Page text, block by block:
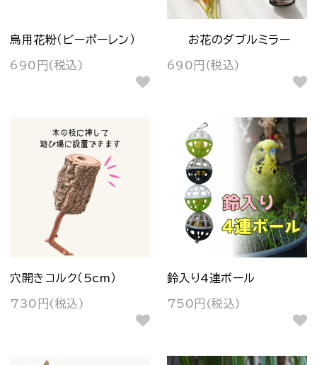
鳥用花粉（ビーポーレン）
690円(税込)
お花のダブルミラー
690円(税込)
穴開きコルク（5cm）
730円(税込)
鈴入り4連ボール
750円(税込)